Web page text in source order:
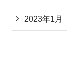
2023年1月